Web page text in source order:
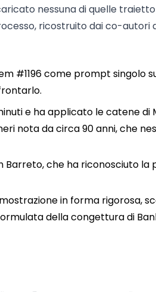
nessuna di quelle
ricostruito dai co-autori
#1196 come prompt singolo
e ha applicato le catene di
nota da circa 90 anni, che
Barreto, che ha riconosciuto
in forma rigorosa,
della congettura di